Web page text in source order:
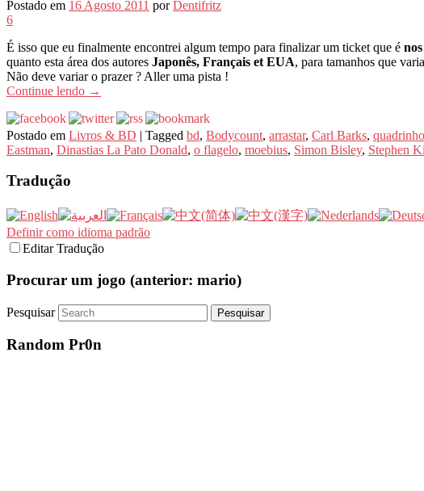
Postado em 16 Agosto 2011 porDentifritz
6
É isso que eu finalmente encontrei algum tempo para finalizar um ticket que é
quanto esta área dos autores Japonês, Français et EUA, para tamanhos que
Não deve variar o prazer ? Aller uma pista !
Continue lendo →
Postado em Livros & BD | Tagged bd, Bodycount, arrastar, Carl Barks,
Eastman, Dinastias La Pato Donald, o flagelo, moebius, Simon Bisley, Stephen
Tradução
Definir como idioma padrão
Editar Tradução
Procurar um jogo (anterior: mario)
Pesquisar
Random Pr0n